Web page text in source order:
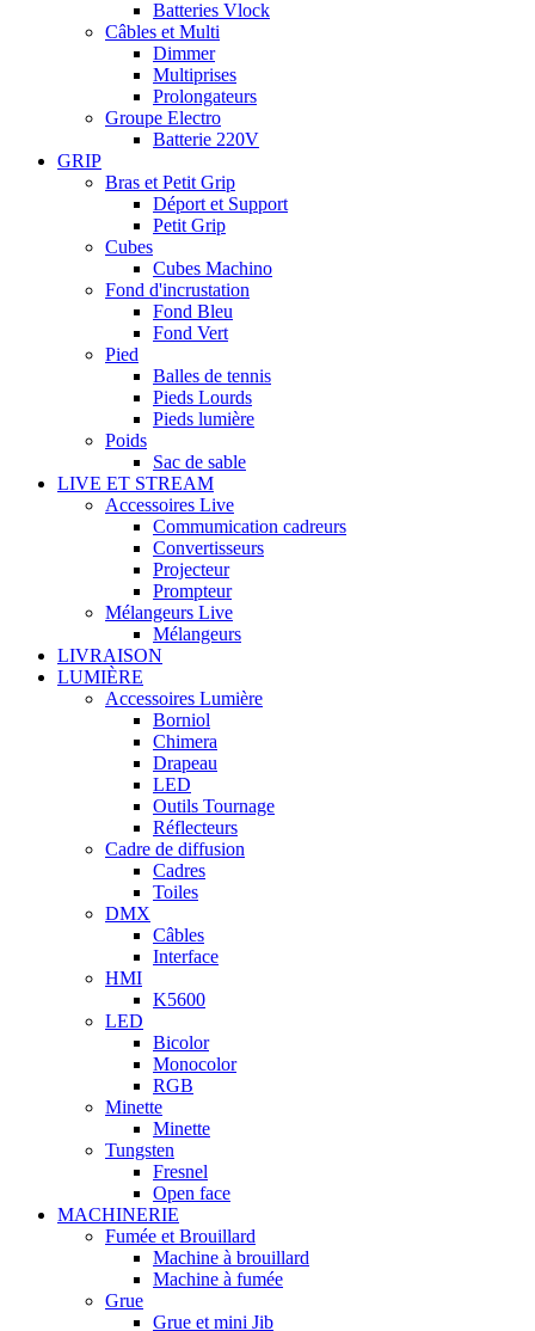
Batteries Vlock
Câbles et Multi
Dimmer
Multiprises
Prolongateurs
Groupe Electro
Batterie 220V
GRIP
Bras et Petit Grip
Déport et Support
Petit Grip
Cubes
Cubes Machino
Fond d'incrustation
Fond Bleu
Fond Vert
Pied
Balles de tennis
Pieds Lourds
Pieds lumière
Poids
Sac de sable
LIVE ET STREAM
Accessoires Live
Commumication cadreurs
Convertisseurs
Projecteur
Prompteur
Mélangeurs Live
Mélangeurs
LIVRAISON
LUMIÈRE
Accessoires Lumière
Borniol
Chimera
Drapeau
LED
Outils Tournage
Réflecteurs
Cadre de diffusion
Cadres
Toiles
DMX
Câbles
Interface
HMI
K5600
LED
Bicolor
Monocolor
RGB
Minette
Minette
Tungsten
Fresnel
Open face
MACHINERIE
Fumée et Brouillard
Machine à brouillard
Machine à fumée
Grue
Grue et mini Jib